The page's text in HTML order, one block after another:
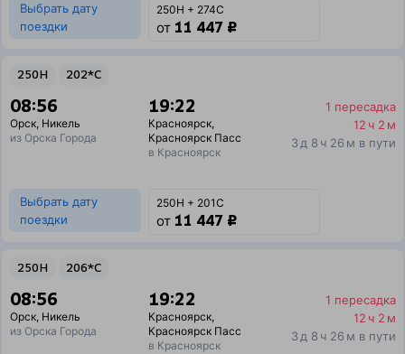
Выбрать дату
поездки
250Н + 274С
от 11 447 ₽
250Н 202*С
08:56
Орск, Никель
из Орска Города
19:22
Красноярск,
Красноярск Пасс
в Красноярск
1 пересадка
12 ч 2 м
3 д 8 ч 26 м в пути
Выбрать дату
поездки
250Н + 201С
от 11 447 ₽
250Н 206*С
08:56
Орск, Никель
из Орска Города
19:22
Красноярск,
Красноярск Пасс
в Красноярск
1 пересадка
12 ч 2 м
3 д 8 ч 26 м в пути